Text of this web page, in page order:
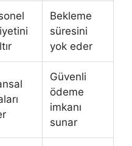
Bekleme
süresini
yok eder
Güvenli
ödeme
imkanı
sunar